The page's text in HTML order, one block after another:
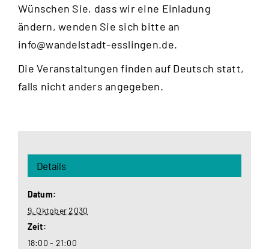
Wünschen Sie, dass wir eine Einladung
ändern, wenden Sie sich bitte an
info@wandelstadt-esslingen.de.
Die Veranstaltungen finden auf Deutsch statt,
falls nicht anders angegeben.
Details
Datum:
9. Oktober 2030
Zeit:
18:00 - 21:00